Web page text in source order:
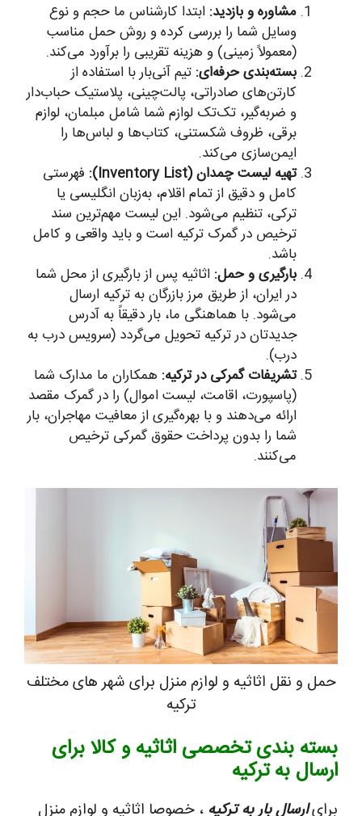
مشاوره و بازدید: ابتدا کارشناس ما حجم و نوع
وسایل شما را بررسی کرده و روش حمل مناسب
(معمولاً زمینی) و هزینه تقریبی را برآورد می‌کند.
بسته‌بندی حرفه‌ای: تیم آنی‌بار با استفاده از
کارتن‌های صادراتی، پالت‌چینی، پلاستیک حباب‌دار
و ضربه‌گیر، تک‌تک لوازم شما شامل مبلمان، لوازم
برقی، ظروف شکستنی، کتاب‌ها و لباس‌ها را
ایمن‌سازی می‌کند.
تهیه لیست چمدان (Inventory List):
فهرستی
کامل و دقیق از تمام اقلام، به‌زبان انگلیسی یا
ترکی، تنظیم می‌شود. این لیست مهم‌ترین سند
ترخیص در گمرک ترکیه است و باید واقعی و کامل
باشد.
بارگیری و حمل: اثاثیه پس از بارگیری از محل شما
در ایران، از طریق مرز بازرگان به ترکیه ارسال
می‌شود. با هماهنگی ما، بار دقیقاً به آدرس
جدیدتان در ترکیه تحویل می‌گردد (سرویس درب به
درب).
تشریفات گمرکی در ترکیه: همکاران ما مدارک شما
(پاسپورت، اقامت، لیست اموال) را در گمرک مقصد
ارائه می‌دهند و با بهره‌گیری از معافیت مهاجران، بار
شما را بدون پرداخت حقوق گمرکی ترخیص
می‌کنند.
حمل و نقل اثاثیه و لوازم منزل برای شهر های مختلف
ترکیه
بسته بندی تخصصی اثاثیه و کالا برای
ارسال به ترکیه
برایارسال بار به ترکیه ، خصوصا اثاثیه و لوازم منزل